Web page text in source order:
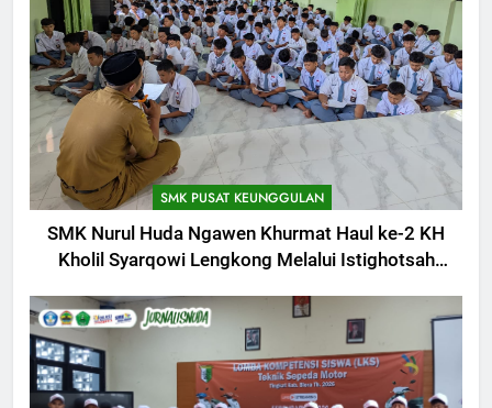
SMK PUSAT KEUNGGULAN
SMK Nurul Huda Ngawen Khurmat Haul ke-2 KH
Kholil Syarqowi Lengkong Melalui Istighotsah